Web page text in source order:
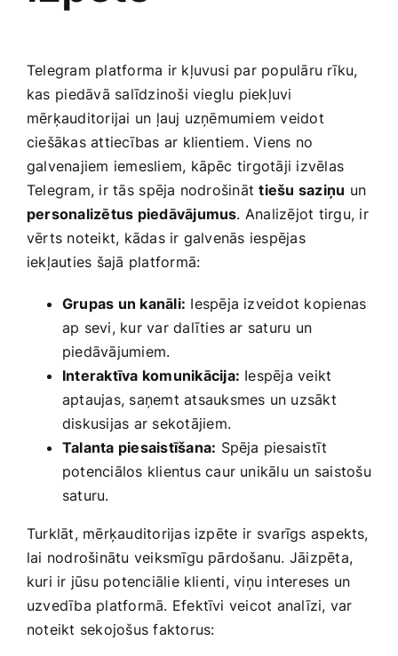
Telegram platforma ir kļuvusi par populāru rīku,
kas ⁢piedāvā salīdzinoši vieglu piekļuvi
mērķauditorijai un ļauj uzņēmumiem veidot
ciešākas attiecības ar klientiem. Viens no
galvenajiem iemesliem, kāpēc tirgotāji izvēlas
Telegram, ir tās⁣ spēja nodrošināttiešu saziņu un
personalizētus piedāvājumus. ​Analizējot tirgu, ir
vērts noteikt, kādas ir galvenās iespējas
iekļauties šajā platformā:
Grupas​ un kanāli: Iespēja izveidot kopienas
ap sevi, kur var dalīties ar saturu un
piedāvājumiem.
Interaktīva komunikācija: Iespēja veikt‍
aptaujas, saņemt atsauksmes un uzsākt
diskusijas ar‌ sekotājiem.
Talanta piesaistīšana: Spēja ‍piesaistīt
potenciālos klientus caur unikālu un saistošu
saturu.
Turklāt,‌ mērķauditorijas ​izpēte⁤ ir⁤ svarīgs aspekts,
lai nodrošinātu veiksmīgu pārdošanu. Jāizpēta,
kuri ir jūsu potenciālie klienti, viņu intereses un⁤
uzvedība platformā. Efektīvi veicot analīzi, var
noteikt sekojošus faktorus: